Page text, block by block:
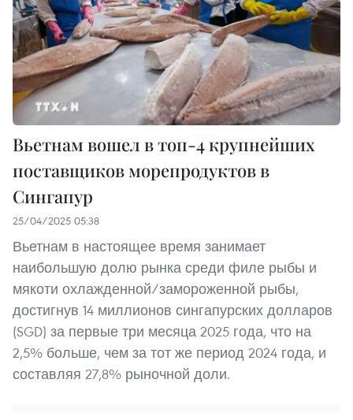
Вьетнам вошел в топ-4 крупнейших
поставщиков морепродуктов в
Сингапур
25/04/2025 05:38
Вьетнам в настоящее время занимает
наибольшую долю рынка среди филе рыбы и
мякоти охлажденной/замороженной рыбы,
достигнув 14 миллионов сингапурских долларов
(SGD) за первые три месяца 2025 года, что на
2,5% больше, чем за тот же период 2024 года, и
составляя 27,8% рыночной доли.